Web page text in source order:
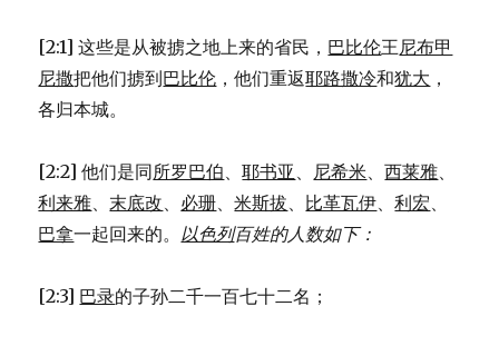
训
(1KI
[2:1] 这些是从被掳之地上来的省民， 巴比伦王尼布甲
尼撒把他们掳到巴比伦 ，他们重返耶路撒冷和犹大 ，
各归本城。
[2:2] 他们是同所罗巴伯、耶书亚 、 尼希米、西莱雅、
利来雅、末底改、 必珊、米斯拔、 比革瓦伊、利宏、
巴拿一起回来的。 以色列百姓的人数如下：
[2:3] 巴录的子孙二千一百七十二名；